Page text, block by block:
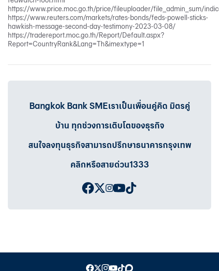
https://www.price.moc.go.th/price/fileuploader/file_admin_sum/
https://www.reuters.com/markets/rates-bonds/feds-powell-sticks-
hawkish-message-second-day-testimony-2023-03-08/
https://tradereport.moc.go.th/Report/Default.aspx?
Report=CountryRank&Lang=Th&imextype=1
Bangkok Bank SMEเราเป็นเพื่อนคู่คิด มิตรคู่
บ้าน ทุกช่วงการเติบโตของธุรกิจ
สนใจลงทุนธุรกิจสามารถปรึกษาธนาคารกรุงเทพ
คลิกหรือสายด่วน1333